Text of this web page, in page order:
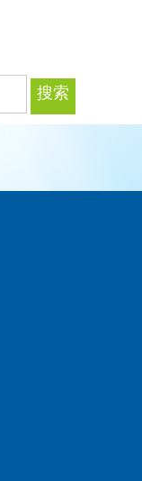
搜索